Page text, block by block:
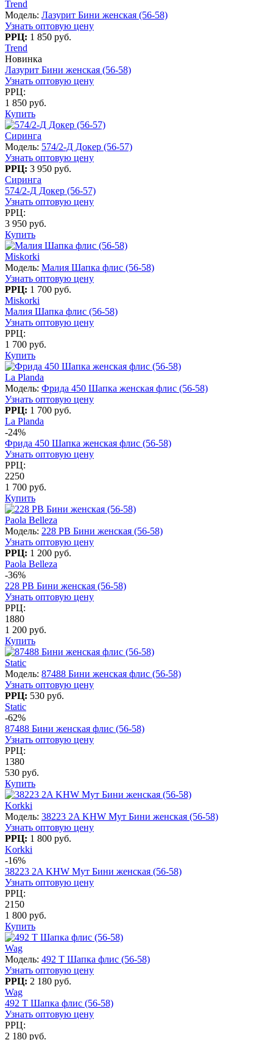
Trend
Модель: Лазурит Бини женская (56-58)
Узнать оптовую цену
РРЦ: 1 850 руб.
Trend
Новинка
Лазурит Бини женская (56-58)
Узнать оптовую цену
РРЦ:
1 850 руб.
Купить
Сиринга
Модель: 574/2-Д Докер (56-57)
Узнать оптовую цену
РРЦ: 3 950 руб.
Сиринга
574/2-Д Докер (56-57)
Узнать оптовую цену
РРЦ:
3 950 руб.
Купить
Miskorki
Модель: Малия Шапка флис (56-58)
Узнать оптовую цену
РРЦ: 1 700 руб.
Miskorki
Малия Шапка флис (56-58)
Узнать оптовую цену
РРЦ:
1 700 руб.
Купить
La Planda
Модель: Фрида 450 Шапка женская флис (56-58)
Узнать оптовую цену
РРЦ: 1 700 руб.
La Planda
-24%
Фрида 450 Шапка женская флис (56-58)
Узнать оптовую цену
РРЦ:
2250
1 700 руб.
Купить
Paola Belleza
Модель: 228 PB Бини женская (56-58)
Узнать оптовую цену
РРЦ: 1 200 руб.
Paola Belleza
-36%
228 PB Бини женская (56-58)
Узнать оптовую цену
РРЦ:
1880
1 200 руб.
Купить
Static
Модель: 87488 Бини женская флис (56-58)
Узнать оптовую цену
РРЦ: 530 руб.
Static
-62%
87488 Бини женская флис (56-58)
Узнать оптовую цену
РРЦ:
1380
530 руб.
Купить
Korkki
Модель: 38223 2A KHW Мут Бини женская (56-58)
Узнать оптовую цену
РРЦ: 1 800 руб.
Korkki
-16%
38223 2A KHW Мут Бини женская (56-58)
Узнать оптовую цену
РРЦ:
2150
1 800 руб.
Купить
Wag
Модель: 492 T Шапка флис (56-58)
Узнать оптовую цену
РРЦ: 2 180 руб.
Wag
492 T Шапка флис (56-58)
Узнать оптовую цену
РРЦ:
2 180 руб.